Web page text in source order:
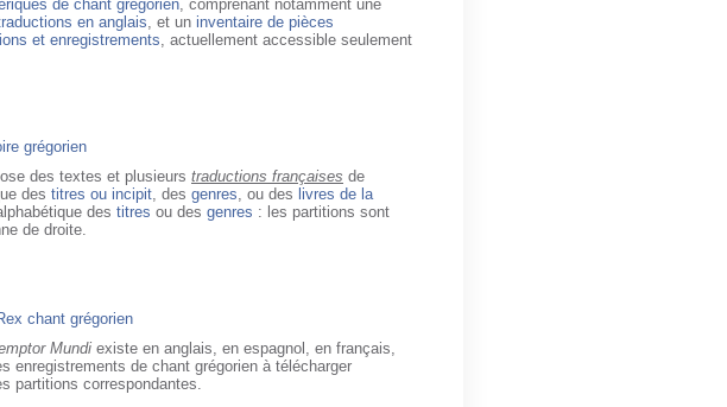
de chant grégorien , comprenant notamment une
en anglais , et un inventaire de pièces
et enregistrements , actuellement accessible seulement
grégorien
des textes et plusieurs traductions françaises de
des titres ou incipit , des genres , ou des livres de la
des titres ou des genres : les partitions sont
de droite.
chant grégorien
Mundi existe en anglais, en espagnol, en français,
enregistrements de chant grégorien à télécharger
partitions correspondantes.